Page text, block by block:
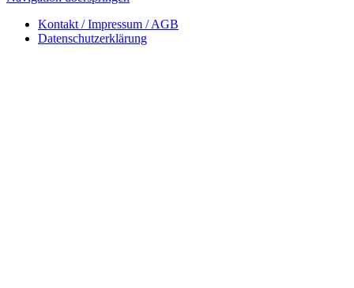
Kontakt / Impressum / AGB
Datenschutzerklärung